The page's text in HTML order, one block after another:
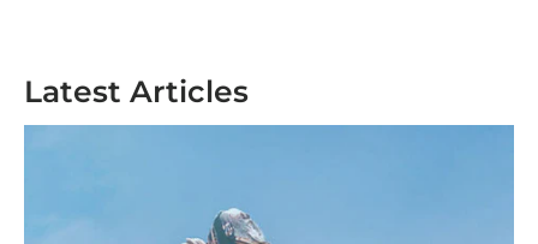
Latest Articles